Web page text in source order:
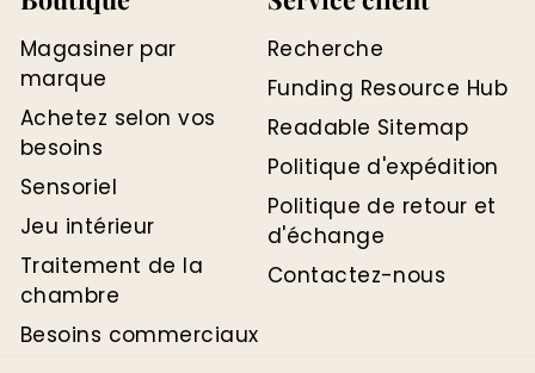
Magasiner par
marque
Achetez selon vos
besoins
Sensoriel
Jeu intérieur
Traitement de la
chambre
Besoins commerciaux
Recherche
Funding Resource Hub
Readable Sitemap
Politique d'expédition
Politique de retour et
d'échange
Contactez-nous